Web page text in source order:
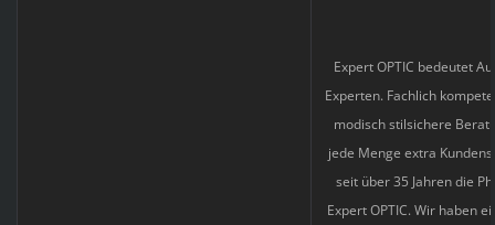
Expert OPTIC bedeutet
Experten. Fachlich
modisch stilsichere
jede Menge extra
seit über 35 Jahren die
Expert OPTIC. Wir haben